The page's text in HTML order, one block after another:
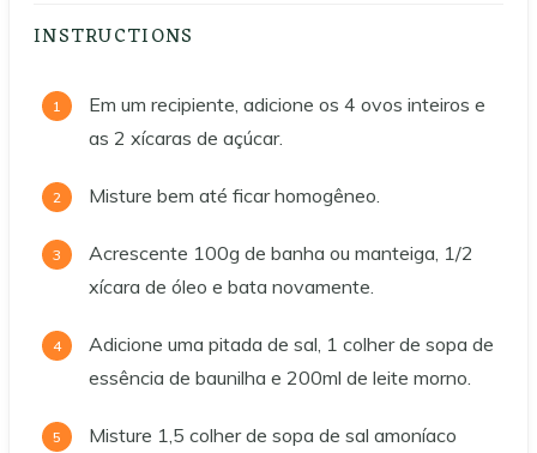
INSTRUCTIONS
Em um recipiente, adicione os 4 ovos inteiros e
as 2 xícaras de açúcar.
Misture bem até ficar homogêneo.
Acrescente 100g de banha ou manteiga, 1/2
xícara de óleo e bata novamente.
Adicione uma pitada de sal, 1 colher de sopa de
essência de baunilha e 200ml de leite morno.
Misture 1,5 colher de sopa de sal amoníaco